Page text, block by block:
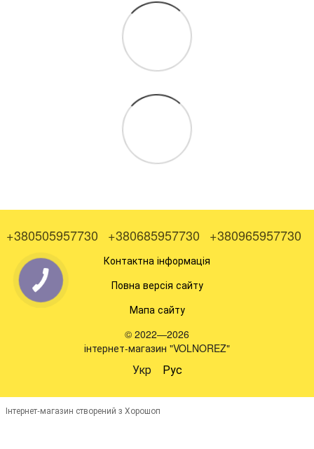
+380505957730 +380685957730 +380965957730
Контактна інформація
Повна версія сайту
Мапа сайту
© 2022—2026
інтернет-магазин "VOLNOREZ"
Укр Рус
Інтернет-магазин створений з Хорошоп